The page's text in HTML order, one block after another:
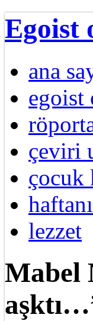
Egoist
ana
egoist
çeviri
çocuk
lezzet
Mabel